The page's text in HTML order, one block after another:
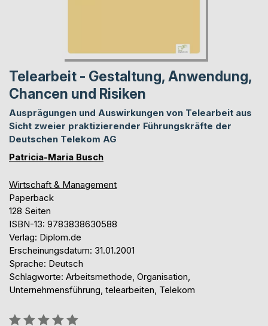
Telearbeit - Gestaltung, Anwendung,
Chancen und Risiken
Ausprägungen und Auswirkungen von Telearbeit aus
Sicht zweier praktizierender Führungskräfte der
Deutschen Telekom AG
Patricia-Maria Busch
Wirtschaft & Management
Paperback
128 Seiten
ISBN-13: 9783838630588
Verlag: Diplom.de
Erscheinungsdatum: 31.01.2001
Sprache: Deutsch
Schlagworte: Arbeitsmethode, Organisation,
Unternehmensführung, telearbeiten, Telekom
Bewertung::